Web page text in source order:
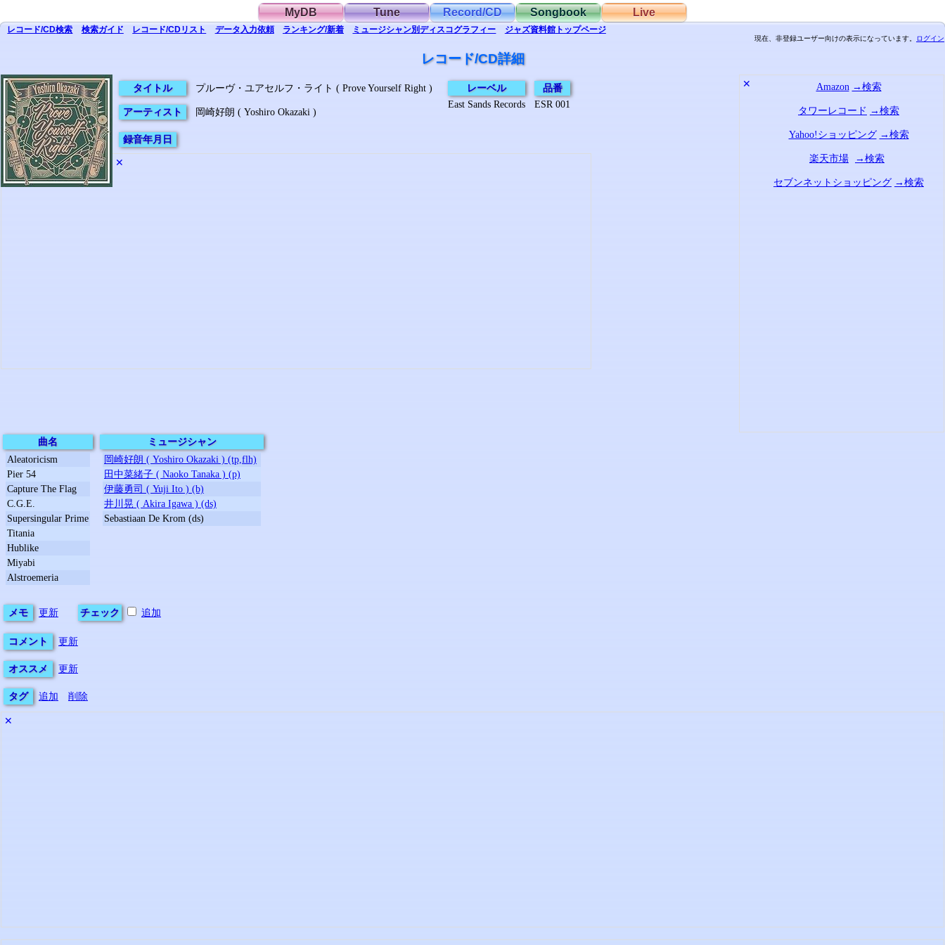
MyDB Tune Record/CD Songbook Live
レコード/CD検索 検索ガイド レコード/CDリスト データ入力依頼 ランキング/新着 ミュージシャン別ディスコグラフィー ジャズ資料館トップページ
現在、非登録ユーザー向けの表示になっています。 ログイン
レコード/CD詳細
タイトル プルーヴ・ユアセルフ・ライト ( Prove Yourself Right )
アーティスト 岡崎好朗 ( Yoshiro Okazaki )
レーベル
East Sands Records
品番
ESR 001
録音年月日
✕
✕ Amazon →検索
タワーレコード →検索
Yahoo!ショッピング →検索
楽天市場 →検索
セブンネットショッピング →検索
曲名
Aleatoricism
Pier 54
Capture The Flag
C.G.E.
Supersingular Prime
Titania
Hublike
Miyabi
Alstroemeria
ミュージシャン
岡崎好朗 ( Yoshiro Okazaki ) (tp,flh)
田中菜緒子 ( Naoko Tanaka ) (p)
伊藤勇司 ( Yuji Ito ) (b)
井川晃 ( Akira Igawa ) (ds)
Sebastiaan De Krom (ds)
メモ 更新 チェック 追加
コメント 更新
オススメ 更新
タグ 追加 削除
✕